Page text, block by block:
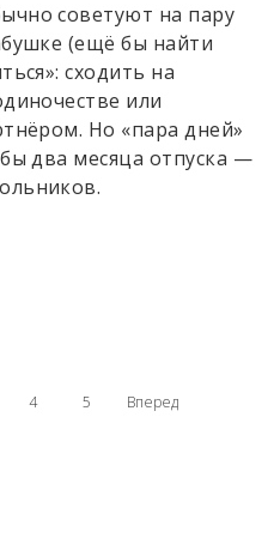
советуют на пару
(ещё бы найти
сходить на
или
Но «пара дней»
два месяца отпуска —
4 5 Вперед